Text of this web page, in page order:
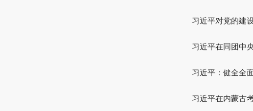
习近平对党的建
习近平在同团中
习近平：健全全
习近平在内蒙古